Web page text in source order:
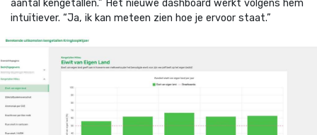
aantal kengetallen.” Het nieuwe dashboard werkt volgens hem
intuïtiever. “Ja, ik kan meteen zien hoe je ervoor staat.”